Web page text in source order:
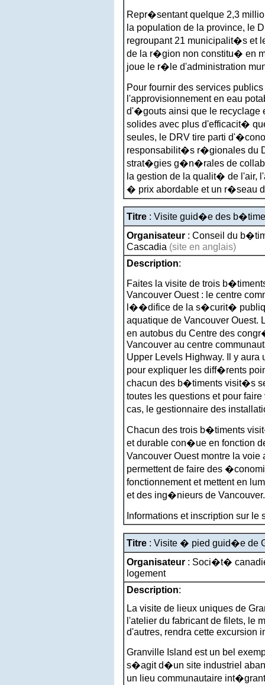
Repr�sentant quelque 2,3
la population de la province, le
regroupant 21 municipalit�s et
de la r�gion non constitu� en
joue le r�le d'administration
Pour fournir des services
l'approvisionnement en eau
d'�gouts ainsi que le
solides avec plus d'efficacit�
seules, le DRV tire parti
responsabilit�s r�gionales du
strat�gies g�n�rales de
la gestion de la qualit� de l'air,
� prix abordable et un r�seau
Titre : Visite guid�e des
Organisateur : Conseil du
Cascadia (site en anglais)
Description:
Faites la visite de trois
Vancouver Ouest : le centre
l��difice de la s�curit�
aquatique de Vancouver
en autobus du Centre des
Vancouver au centre
Upper Levels Highway. Il y
pour expliquer les diff�rents
chacun des b�timents visit�s
toutes les questions et pour
cas, le gestionnaire des
Chacun des trois b�timents
et durable con�ue en fonction
Vancouver Ouest montre la
permettent de faire des
fonctionnement et mettent en
et des ing�nieurs de Vancouver.
Informations et inscription sur
Titre : Visite � pied guid�e de
Organisateur : Soci�t�
logement
Description:
La visite de lieux uniques de
l'atelier du fabricant de filets, le
d'autres, rendra cette excursion
Granville Island est un bel
s�agit d�un site industriel
un lieu communautaire